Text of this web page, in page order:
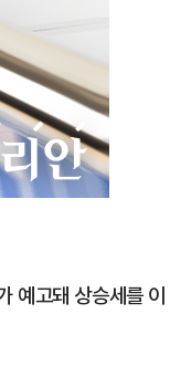
예고돼 상승세를 이